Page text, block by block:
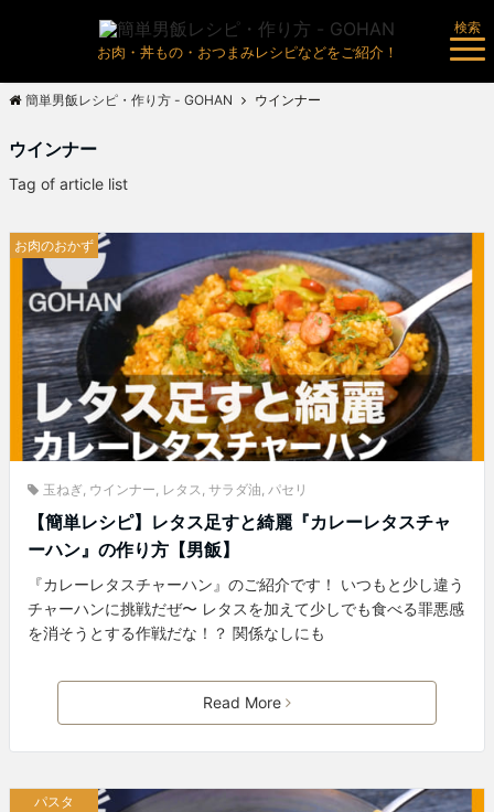
お肉・丼もの・おつまみレシピなどをご紹介！
検索
簡単男飯レシピ・作り方 - GOHAN ウインナー
ウインナー
Tag of article list
お肉のおかず
玉ねぎ, ウインナー, レタス, サラダ油, パセリ
【簡単レシピ】レタス足すと綺麗『カレーレタスチャ
ーハン』の作り方【男飯】
『カレーレタスチャーハン』のご紹介です！ いつもと少し違う
チャーハンに挑戦だぜ〜 レタスを加えて少しでも食べる罪悪感
を消そうとする作戦だな！？ 関係なしにも
Read More
パスタ